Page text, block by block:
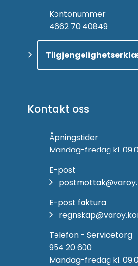
Kontonummer
4662 70 40849
Kontakt oss
Åpningstider
Mandag-fredag kl.
E-post
E-post faktura
Telefon - Servicetorg
954 20 600
Mandag-fredag kl.